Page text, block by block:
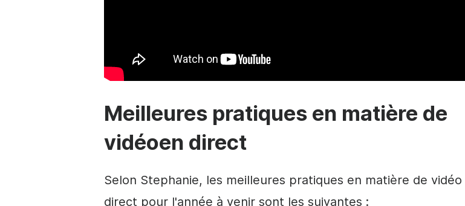
Meilleures pratiques en matière de
vidéoen direct
Selon Stephanie, les meilleures pratiques en matière de vidéo
direct pour l'année à venir sont les suivantes :